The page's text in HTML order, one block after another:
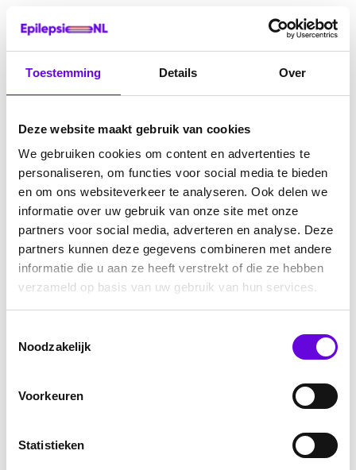
Toestemming Details Over
Deze website maakt gebruik van cookies
We gebruiken cookies om content en advertenties te
personaliseren, om functies voor social media te bieden
en om ons websiteverkeer te analyseren. Ook delen we
informatie over uw gebruik van onze site met onze
partners voor social media, adverteren en analyse. Deze
partners kunnen deze gegevens combineren met andere
informatie die u aan ze heeft verstrekt of die ze hebben
verzameld op basis van uw gebruik van hun services.
Noodzakelijk
Voorkeuren
Statistieken